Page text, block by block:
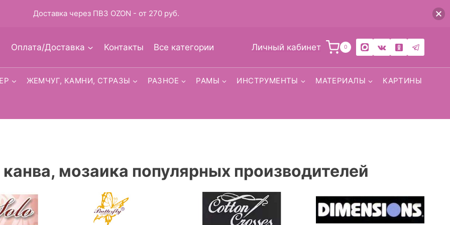
Оплата/Доставка Контакты Все категории Личный кабинет 0
ЖЕМЧУГ, КАМНИ, СТРАЗЫ РАЗНОЕ РАМЫ ИНСТРУМЕНТЫ МАТЕРИАЛЫ КАРТИНЫ
мозаика популярных производителей
Доставка через ПВЗ OZON - от 270 руб.